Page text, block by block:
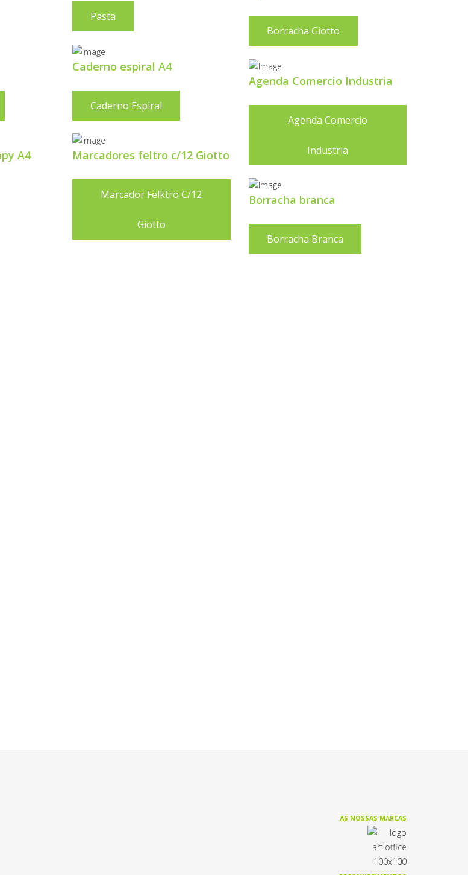
A4
Pasta
Caderno espiral A4
Caderno Espiral
Marcadores feltro c/12 Giotto
Marcador Felktro C/12
Giotto
Borracha Giotto
Agenda Comercio Industria
Agenda Comercio
Industria
Borracha branca
Borracha Branca
AS NOSSAS MARCAS